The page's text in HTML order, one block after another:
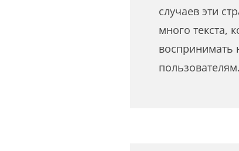
случаев эти
много текста,